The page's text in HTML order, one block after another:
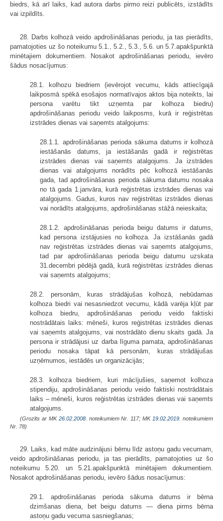
biedrs, kā arī laiks, kad autora darbs pirmo reizi publicēts, izstādīts
vai izpildīts.
28. Darbs kolhozā veido apdrošināšanas periodu, ja tas pierādīts,
pamatojoties uz šo noteikumu 5.1., 5.2., 5.3., 5.6. un 5.7.apakšpunktā
minētajiem dokumentiem. Nosakot apdrošināšanas periodu, ievēro
šādus nosacījumus:
28.1. kolhozu biedriem (ievērojot vecumu, kāds attiecīgajā
laikposmā spēkā esošajos normatīvajos aktos bija noteikts, lai
persona varētu tikt uzņemta par kolhoza biedru)
apdrošināšanas periodu veido laikposms, kurā ir reģistrētas
izstrādes dienas vai saņemts atalgojums:
28.1.1. apdrošināšanas perioda sākuma datums ir kolhozā
iestāšanās datums, ja iestāšanās gadā ir reģistrētas
izstrādes dienas vai saņemts atalgojums. Ja izstrādes
dienas vai atalgojums norādīts pēc kolhozā iestāšanās
gada, tad apdrošināšanas perioda sākuma datumu nosaka
no tā gada 1.janvāra, kurā reģistrētas izstrādes dienas vai
atalgojums. Gadus, kuros nav reģistrētas izstrādes dienas
vai norādīts atalgojums, apdrošināšanas stāžā neieskaita;
28.1.2. apdrošināšanas perioda beigu datums ir datums,
kad persona izstājusies no kolhoza. Ja izstāšanās gadā
nav reģistrētas izstrādes dienas vai saņemts atalgojums,
tad par apdrošināšanas perioda beigu datumu uzskata
31.decembri pēdējā gadā, kurā reģistrētas izstrādes dienas
vai saņemts atalgojums;
28.2. personām, kuras strādājušas kolhozā, nebūdamas
kolhoza biedri vai nesasniedzot vecumu, kādā varēja kļūt par
kolhoza biedru, apdrošināšanas periodu veido faktiski
nostrādātais laiks: mēneši, kuros reģistrētas izstrādes dienas
vai saņemts atalgojums, vai nostrādāto dienu skaits gadā. Ja
persona ir strādājusi uz darba līguma pamata, apdrošināšanas
periodu nosaka tāpat kā personām, kuras strādājušas
uzņēmumos, iestādēs un organizācijās;
28.3. kolhoza biedriem, kuri mācījušies, saņemot kolhoza
stipendiju, apdrošināšanas periodu veido faktiski nostrādātais
laiks – mēneši, kuros reģistrētas izstrādes dienas vai saņemts
atalgojums.
(Grozīts ar MK 26.02.2008. noteikumiem Nr. 117; MK 19.02.2019. noteikumiem
Nr. 78)
29. Laiks, kad māte audzinājusi bērnu līdz astoņu gadu vecumam,
veido apdrošināšanas periodu, ja tas pierādīts, pamatojoties uz šo
noteikumu 5.20. un 5.21.apakšpunktā minētajiem dokumentiem.
Nosakot apdrošināšanas periodu, ievēro šādus nosacījumus:
29.1. apdrošināšanas perioda sākuma datums ir bērna
dzimšanas diena, bet beigu datums — diena pirms bērna
astoņu gadu vecuma sasniegšanas;